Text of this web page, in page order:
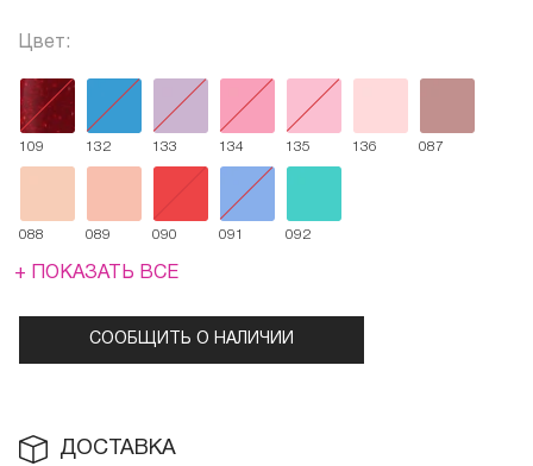
Цвет:
109 132 133 134 135 136 087
088 089 090 091 092
+ ПОКАЗАТЬ ВСЕ
СООБЩИТЬ О НАЛИЧИИ
ДОСТАВКА